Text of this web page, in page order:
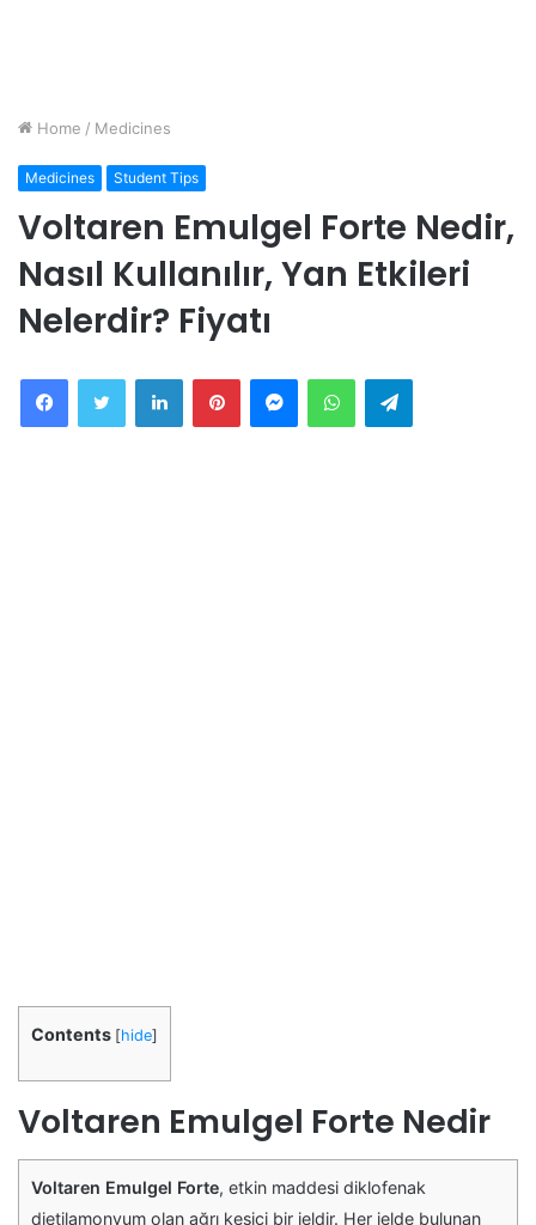
Home / Medicines
Medicines Student Tips
Voltaren Emulgel Forte Nedir,
Nasıl Kullanılır, Yan Etkileri
Nelerdir? Fiyatı
FacebookTwitter LinkedInPinterestMessengerWhatsAppTelegram
Contents [hide]
Voltaren Emulgel Forte Nedir
Voltaren Emulgel Forte, etkin maddesi diklofenak
dietilamonyum olan ağrı kesici bir jeldir. Her jelde bulunan